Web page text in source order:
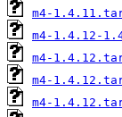
m4-
m4-1.4.12-
m4-
m4-
m4-